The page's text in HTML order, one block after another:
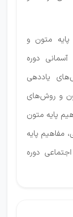
پایه متون و
دوره
یاددهی
و روش‌های
پایه متون
مفاهیم پایه
دوره